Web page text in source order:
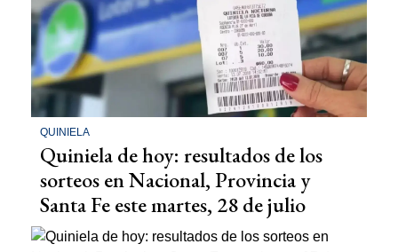
QUINIELA
Quiniela de hoy: resultados de los
sorteos en Nacional, Provincia y
Santa Fe este martes, 28 de julio